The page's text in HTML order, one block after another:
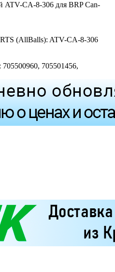
CA-8-306 для BRP Can-
(AllBalls): ATV-CA-8-306
705501456,